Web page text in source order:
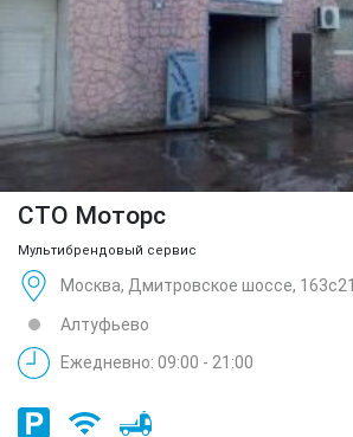
СТО Моторс
Мультибрендовый сервис
Москва, Дмитровское шоссе, 163с21
Алтуфьево
Ежедневно: 09:00 - 21:00